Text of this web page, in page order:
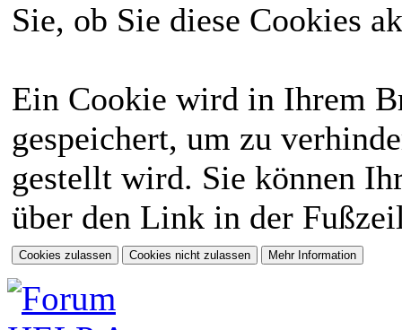
Sie, ob Sie diese Cookies
Ein Cookie wird in Ihrem
gespeichert, um zu
gestellt wird. Sie können
über den Link in der